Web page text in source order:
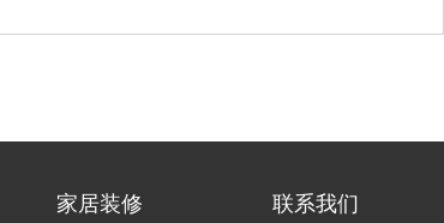
家居装修
联系我们